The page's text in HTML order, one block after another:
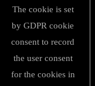
The cookie is set
by GDPR cookie
consent to record
the user consent
for the cookies in